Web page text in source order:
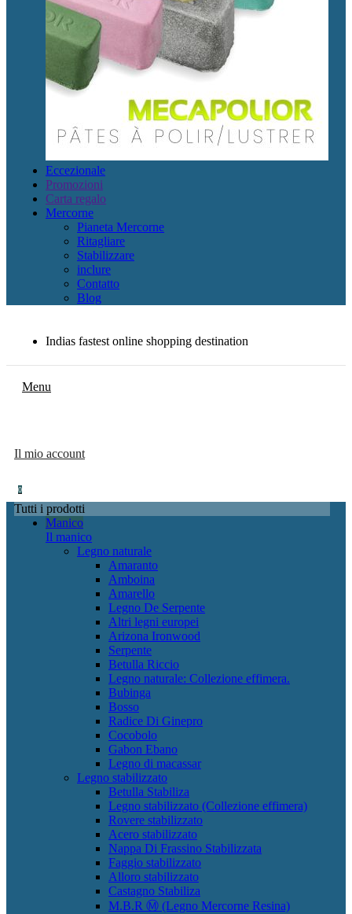
Eccezionale
Promozioni
Carta regalo
Mercorne
Pianeta Mercorne
Ritagliare
Stabilizzare
inclure
Contatto
Blog
Indias fastest online shopping destination
Menu
Il mio account
0
Tutti i prodotti
Manico
Il manico
Legno naturale
Amaranto
Amboina
Amarello
Legno De Serpente
Altri legni europei
Arizona Ironwood
Serpente
Betulla Riccio
Legno naturale: Collezione effimera.
Bubinga
Bosso
Radice Di Ginepro
Cocobolo
Gabon Ebano
Legno di macassar
Legno stabilizzato
Betulla Stabiliza
Legno stabilizzato (Collezione effimera)
Rovere stabilizzato
Acero stabilizzato
Nappa Di Frassino Stabilizzata
Faggio stabilizzato
Alloro stabilizzato
Castagno Stabiliza
M.B.R Ⓜ (Legno Mercorne Resina)